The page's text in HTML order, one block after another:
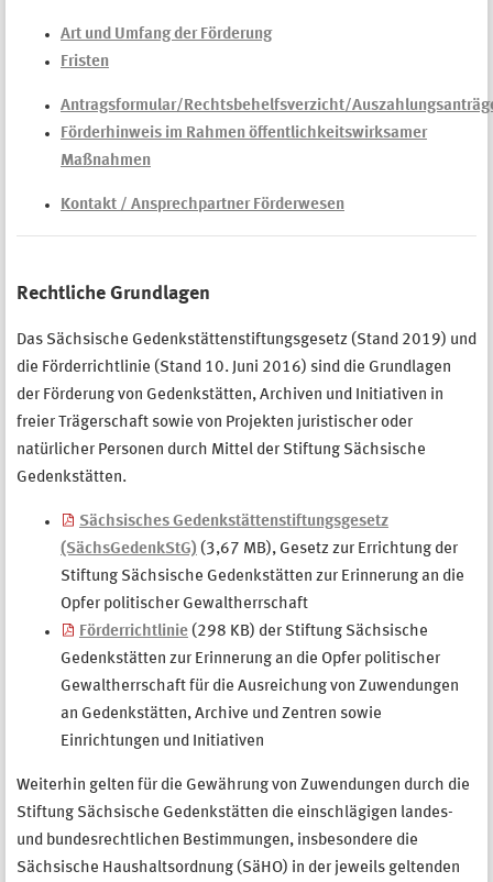
Art und Umfang der Förderung
Fristen
Antragsformular/Rechtsbehelfsverzicht/
Förderhinweis im Rahmen öffentlichkeitswirksamer
Maßnahmen
Kontakt / Ansprechpartner Förderwesen
Rechtliche Grundlagen
Das Sächsische Gedenkstättenstiftungsgesetz (Stand 2019) und
die Förderrichtlinie (Stand 10. Juni 2016) sind die Grundlagen
der Förderung von Gedenkstätten, Archiven und Initiativen in
freier Trägerschaft sowie von Projekten juristischer oder
natürlicher Personen durch Mittel der Stiftung Sächsische
Gedenkstätten.
Sächsisches Gedenkstättenstiftungsgesetz
(SächsGedenkStG) (3,67 MB), Gesetz zur Errichtung der
Stiftung Sächsische Gedenkstätten zur Erinnerung an die
Opfer politischer Gewaltherrschaft
Förderrichtlinie (298 KB) der Stiftung Sächsische
Gedenkstätten zur Erinnerung an die Opfer politischer
Gewaltherrschaft für die Ausreichung von Zuwendungen
an Gedenkstätten, Archive und Zentren sowie
Einrichtungen und Initiativen
Weiterhin gelten für die Gewährung von Zuwendungen durch die
Stiftung Sächsische Gedenkstätten die einschlägigen landes-
und bundesrechtlichen Bestimmungen, insbesondere die
Sächsische Haushaltsordnung (SäHO) in der jeweils geltenden